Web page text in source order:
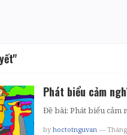
Phát biểu cảm
Đề bài: Phát biểu cảm
by hoctotnguvan — Tháng